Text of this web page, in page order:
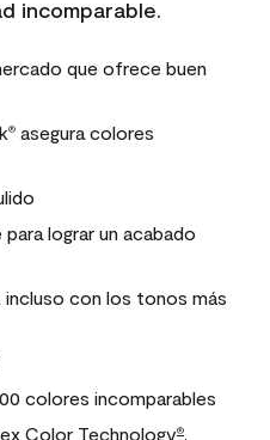
incomparable.
que ofrece buen
® asegura colores
lograr un acabado
con los tonos más
colores incomparables
Color Technology®,